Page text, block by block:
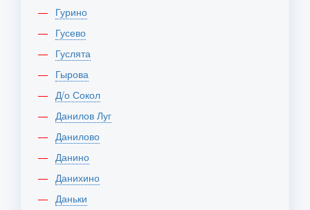
Гурино
Гусево
Гуслята
Гырова
Д/о Сокол
Данилов Луг
Данилово
Данино
Данихино
Даньки